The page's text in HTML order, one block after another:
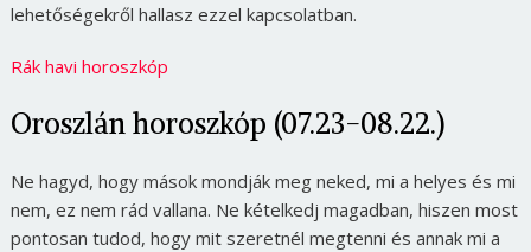
lehetőségekről hallasz ezzel kapcsolatban.
Rák havi horoszkóp
Oroszlán horoszkóp (07.23-08.22.)
Ne hagyd, hogy mások mondják meg neked, mi a helyes és mi
nem, ez nem rád vallana. Ne kételkedj magadban, hiszen most
pontosan tudod, hogy mit szeretnél megtenni és annak mi a